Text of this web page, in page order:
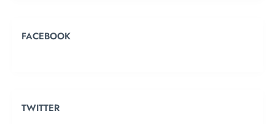
FACEBOOK
TWITTER